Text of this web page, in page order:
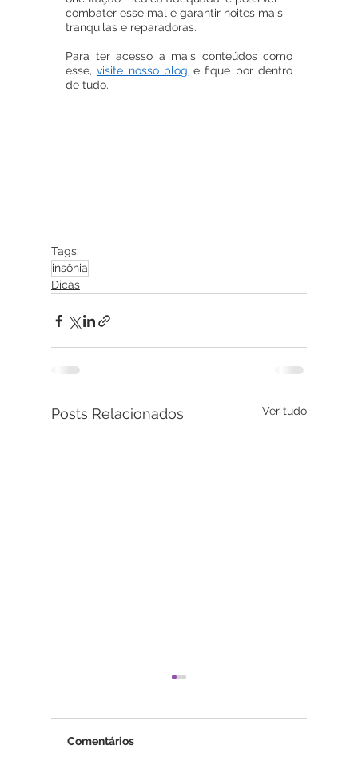
combater esse mal e garantir noites mais
tranquilas e reparadoras.
Para ter acesso a mais conteúdos como
esse, visite nosso blog e fique por dentro
de tudo.
Tags:
insônia
Dicas
Posts Relacionados Ver tudo
Comentários